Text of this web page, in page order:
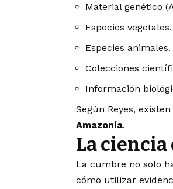
Material genético
Especies vegetales.
Especies animales.
Colecciones
Información
Según Reyes,
Amazonía.
La
La cumbre no solo
cómo utilizar